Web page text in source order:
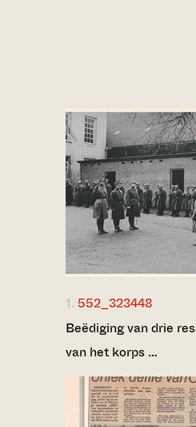
1. 552_323448
Beëdiging van drie
van het korps …